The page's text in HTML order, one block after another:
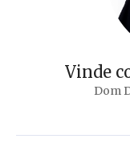
Vinde
Dom